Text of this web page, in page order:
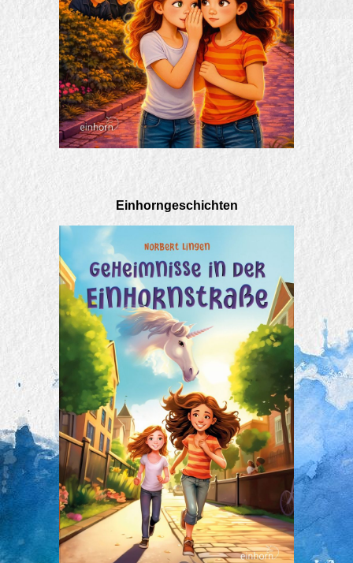
Einhorngeschichten